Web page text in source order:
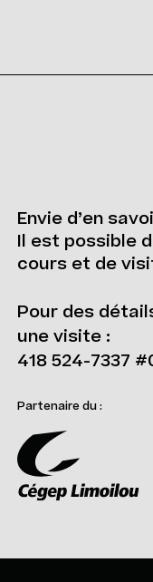
Envie d’en
Il est possible
cours et de
Pour des
une visite :
418 524-7337
Partenaire du :